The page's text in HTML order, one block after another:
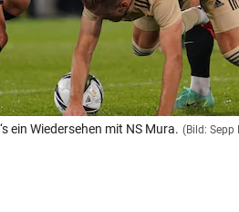
ein Wiedersehen mit NS Mura. (Bild: Sepp